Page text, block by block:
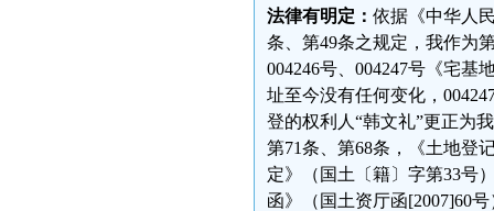
法律有明定： 依据《中华人
条、第49条之规定，我作为
004246号、004247号《宅基
址至今没有任何变化，
登的权利人“韩文礼”更正为
第71条、第68条，《土地登
定》（国土〔籍〕字第33号
函》（国土资厅函[2007]60